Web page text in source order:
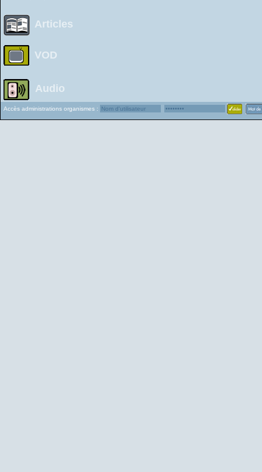
Articles
VOD
Audio
Accès administrations organismes :